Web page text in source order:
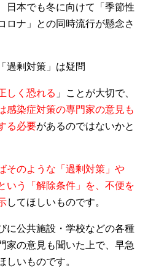
日本でも冬に向けて「季節性
ロナ」との同時流行が懸念さ
過剰対策」は疑問
しく恐れる 」ことが大切で、
感染症対策の専門家の意見も
る必要があるのではないかと
そのような「過剰対策」や
いう「解除条件」を、不便を
してほしいものです。
に公共施設・学校などの各種
家の意見も聞いた上で、早急
しいものです。